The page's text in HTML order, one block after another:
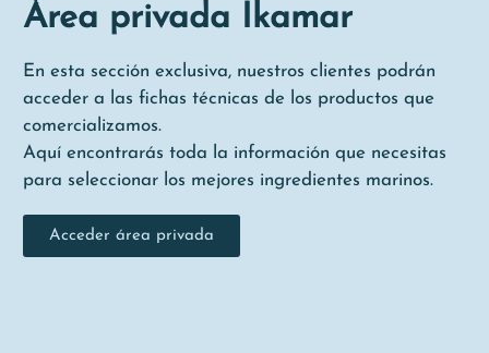
Área privada Ikamar
En esta sección exclusiva, nuestros clientes podrán
acceder a las fichas técnicas de los productos que
comercializamos.
Aquí encontrarás toda la información que necesitas
para seleccionar los mejores ingredientes marinos.
Acceder área privada